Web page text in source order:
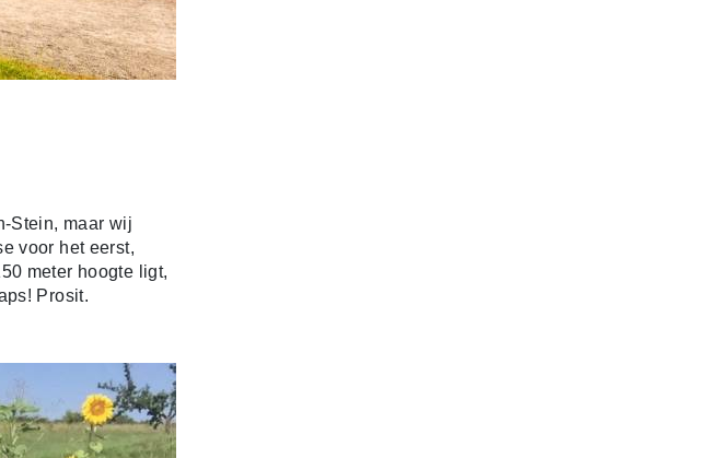
Stein, maar wij
voor het eerst,
meter hoogte ligt,
Prosit.